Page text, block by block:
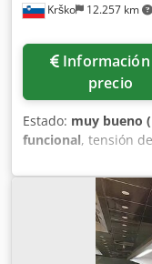
Krško 12.257 km
Información de
precio
Estado: muy bueno
funcional, tensión
,
etiquetado (2x).
g, presión de
producto.
Yugoslavia.
Dodpfxoyvd T Ee Ab